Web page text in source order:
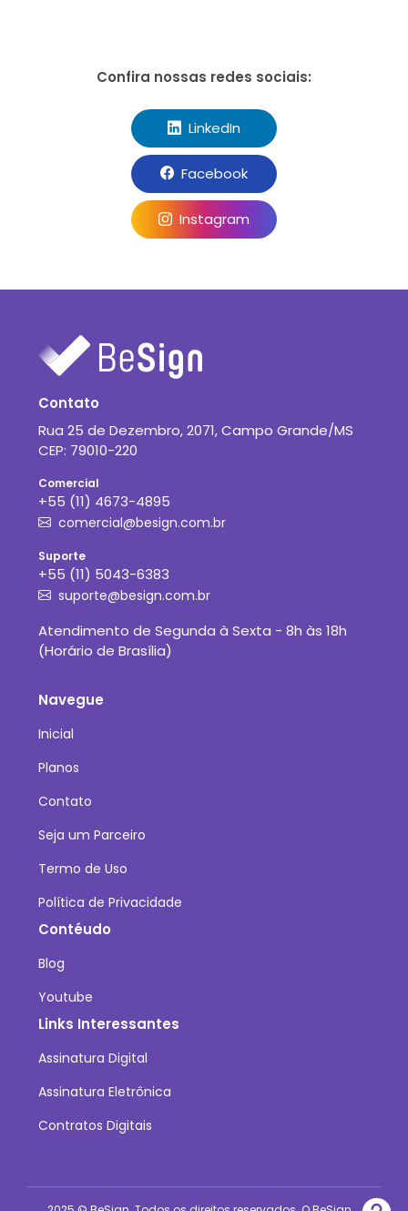
Confira nossas redes sociais:
LinkedIn
Facebook
Instagram
Contato
Rua 25 de Dezembro, 2071, Campo Grande/MS
CEP: 79010-220
Comercial
+55 (11) 4673-4895
comercial@besign.com.br
Suporte
+55 (11) 5043-6383
suporte@besign.com.br
Atendimento de Segunda à Sexta - 8h às 18h
(Horário de Brasília)
Navegue
Inicial
Planos
Contato
Seja um Parceiro
Termo de Uso
Política de Privacidade
Contéudo
Blog
Youtube
Links Interessantes
Assinatura Digital
Assinatura Eletrônica
Contratos Digitais